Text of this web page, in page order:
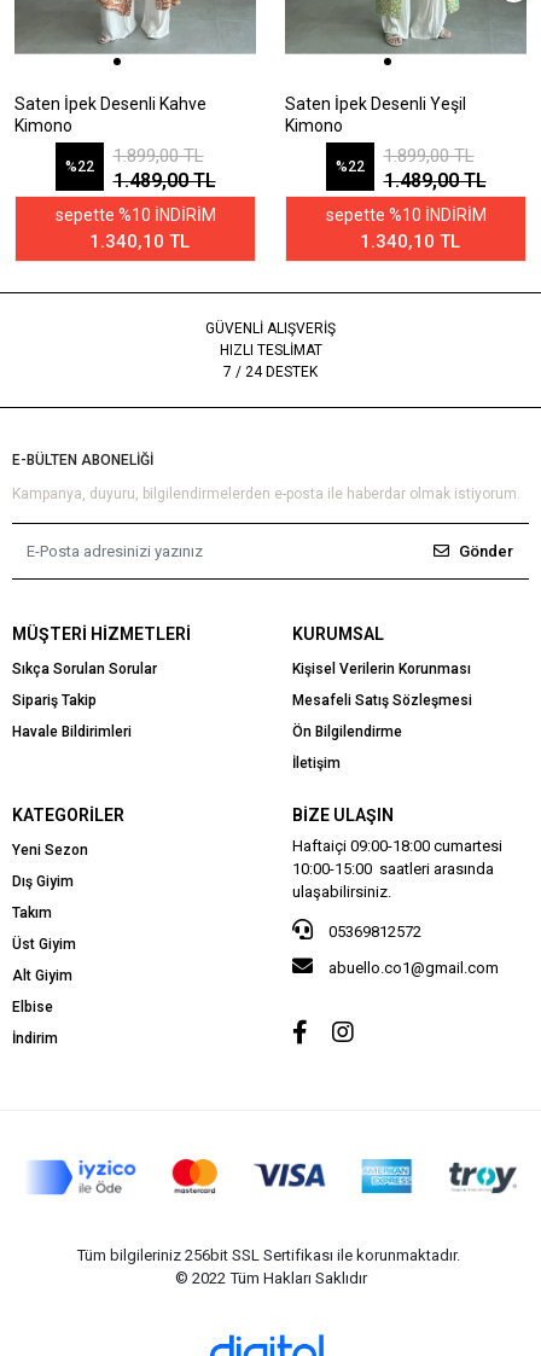
Saten İpek Desenli Kahve
Kimono
%22
1.899,00 TL
1.489,00 TL
sepette %10 İNDİRİM
1.340,10 TL
Saten İpek Desenli Yeşil
Kimono
%22
1.899,00 TL
1.489,00 TL
sepette %10 İNDİRİM
1.340,10 TL
GÜVENLİ ALIŞVERİŞ
HIZLI TESLİMAT
7 / 24 DESTEK
E-BÜLTEN ABONELİĞİ
Kampanya, duyuru, bilgilendirmelerden e-posta ile haberdar olmak istiyorum.
Gönder
MÜŞTERI HIZMETLERI
Sıkça Sorulan Sorular
Sipariş Takip
Havale Bildirimleri
KURUMSAL
Kişisel Verilerin Korunması
Mesafeli Satış Sözleşmesi
Ön Bilgilendirme
İletişim
KATEGORILER
Yeni Sezon
Dış Giyim
Takım
Üst Giyim
Alt Giyim
Elbise
İndirim
BIZE ULAŞIN
Haftaiçi 09:00-18:00 cumartesi
10:00-15:00 saatleri arasında
ulaşabilirsiniz.
05369812572
abuello.co1@gmail.com
Tüm bilgileriniz 256bit SSL Sertifikası ile korunmaktadır.
© 2022 Tüm Hakları Saklıdır